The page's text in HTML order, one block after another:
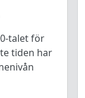
talet för
tiden har